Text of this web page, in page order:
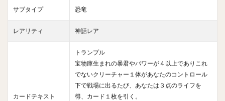
サブタイプ 恐竜
レアリティ 神話レア
カードテキスト
トランプル
宝物庫生まれの暴君やパワーが４以上でありこれ
でないクリーチャー１体があなたのコントロール
下で戦場に出るたび、あなたは３点のライフを
得、カード１枚を引く。